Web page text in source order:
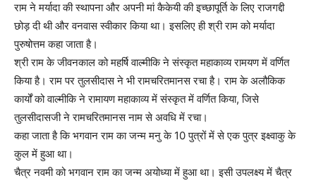
राम ने मर्यादा की स्थापना और अपनी मां कैकेयी की इच्छापूर्ति के लिए राजगद्दी
छोड़ दी थी और वनवास स्वीकार किया था। इसलिए ही श्री राम को मर्यादा
पुरुषोत्तम कहा जाता है।
श्री राम के जीवनकाल को महर्षि वाल्मीकि ने संस्कृत महाकाव्य रामयण में वर्णित
किया है। राम पर तुलसीदास ने भी रामचरितमानस रचा है। राम के अलौकिक
कार्यों को वाल्मीकि ने रामायण महाकाव्य में संस्कृत में वर्णित किया, जिसे
तुलसीदासजी ने रामचरितमानस नाम से अवधि में रचा।
कहा जाता है कि भगवान राम का जन्म मनु के 10 पुत्रों में से एक पुत्र इक्ष्वाकु के
कुल में हुआ था।
चैत्र नवमी को भगवान राम का जन्म अयोध्या में हुआ था। इसी उपलक्ष्य में चैत्र